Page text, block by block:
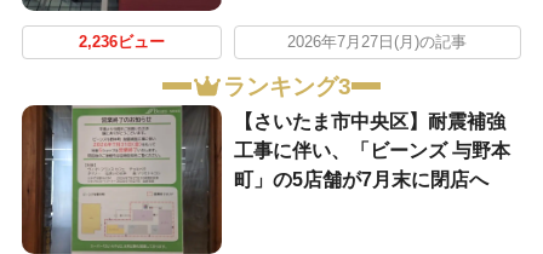
2,236ビュー 2026年7月27日(月)の記事
ランキング3
【さいたま市中央区】耐震補強
工事に伴い、「ビーンズ 与野本
町」の5店舗が7月末に閉店へ